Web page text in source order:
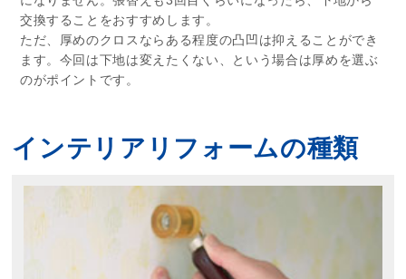
交換することをおすすめします。
ただ、厚めのクロスならある程度の凸凹は抑えることができ
ます。今回は下地は変えたくない、という場合は厚めを選ぶ
のがポイントです。
インテリアリフォームの種類